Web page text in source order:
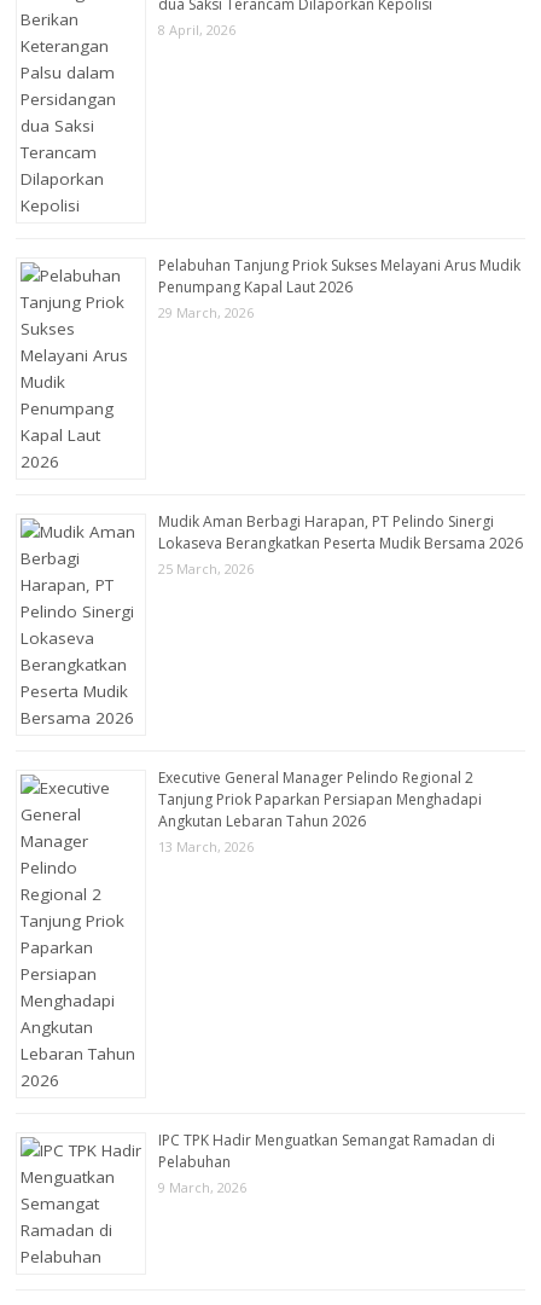
dua Saksi Terancam Dilaporkan Kepolisi
8 April, 2026
Pelabuhan Tanjung Priok Sukses Melayani Arus Mudik
Penumpang Kapal Laut 2026
29 March, 2026
Mudik Aman Berbagi Harapan, PT Pelindo Sinergi
Lokaseva Berangkatkan Peserta Mudik Bersama 2026
25 March, 2026
Executive General Manager Pelindo Regional 2
Tanjung Priok Paparkan Persiapan Menghadapi
Angkutan Lebaran Tahun 2026
13 March, 2026
IPC TPK Hadir Menguatkan Semangat Ramadan di
Pelabuhan
9 March, 2026